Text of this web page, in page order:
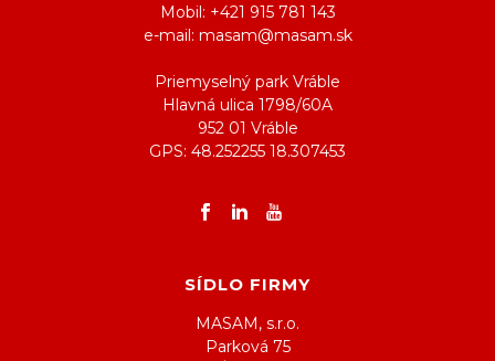
Mobil: +421 915 781 143
e-mail: masam@masam.sk
Priemyselný park Vráble
Hlavná ulica 1798/60A
952 01 Vráble
GPS: 48.252255 18.307453
SÍDLO FIRMY
MASAM, s.r.o.
Parková 75